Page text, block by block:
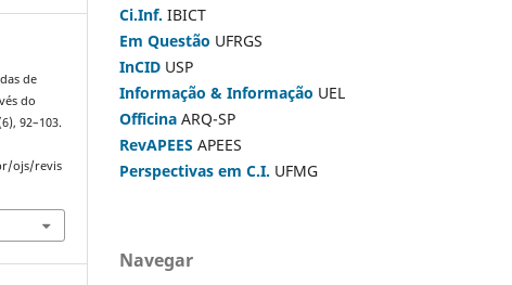
de
do
92–103.
ojs/revis
Ci.Inf. IBICT
Em Questão UFRGS
InCID USP
Informação & Informação UEL
Officina ARQ-SP
RevAPEES APEES
Perspectivas em C.I. UFMG
Navegar